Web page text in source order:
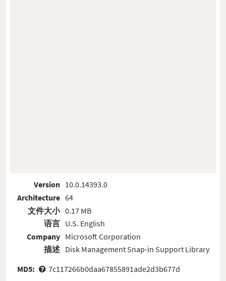
Version
Architecture
文件大小
语言
Company
描述
10.0.14393.0
64
0.17 MB
U.S. English
Microsoft Corporation
Disk Management Snap-in Support Library
MD5:
7c117266b0daa67855891ade2d3b677d